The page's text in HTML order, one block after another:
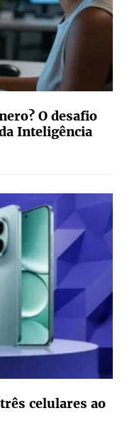
O desafio
Inteligência
celulares ao